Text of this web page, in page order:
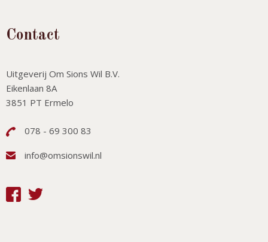
Contact
Uitgeverij Om Sions Wil B.V.
Eikenlaan 8A
3851 PT Ermelo
078 - 69 300 83
info@omsionswil.nl